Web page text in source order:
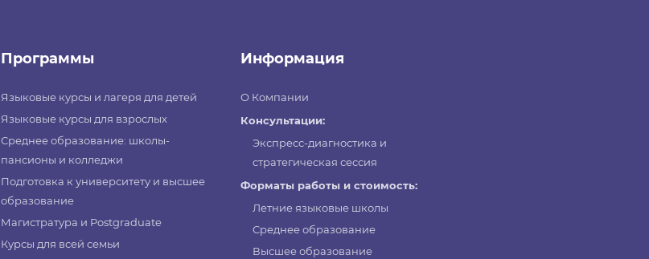
Программы
Языковые курсы и лагеря для детей
Языковые курсы для взрослых
Среднее образование: школы-
пансионы и колледжи
Подготовка к университету и высшее
образование
Магистратура и Postgraduate
Курсы для всей семьи
Информация
О Компании
Консультации:
Экспресс-диагностика и
стратегическая сессия
Форматы работы и стоимость:
Летние языковые школы
Среднее образование
Высшее образование